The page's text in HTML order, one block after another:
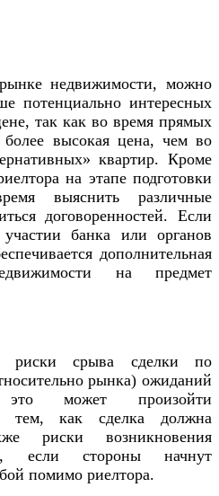
недвижимости, можно
потенциально интересных
так как во время прямых
более высокая цена, чем во
квартир. Кроме
на этапе подготовки
выяснить различные
договоренностей. Если
банка или органов
дополнительная
на предмет
риски срыва сделки по
рынка) ожиданий
может произойти
тем, как сделка должна
риски возникновения
если стороны начнут
помимо риелтора.